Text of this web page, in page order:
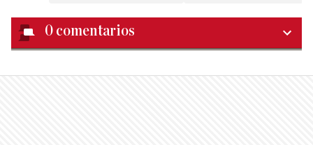
0 comentarios